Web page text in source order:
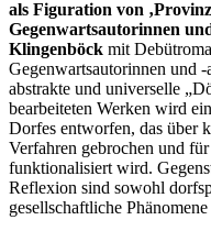
als Figuration von
Gegenwartsautorinnen
Klingenböck mit
Gegenwartsautorinnen und
abstrakte und universelle
bearbeiteten Werken wird
Dorfes entworfen, das über
Verfahren gebrochen und
funktionalisiert wird.
Reflexion sind sowohl
gesellschaftliche